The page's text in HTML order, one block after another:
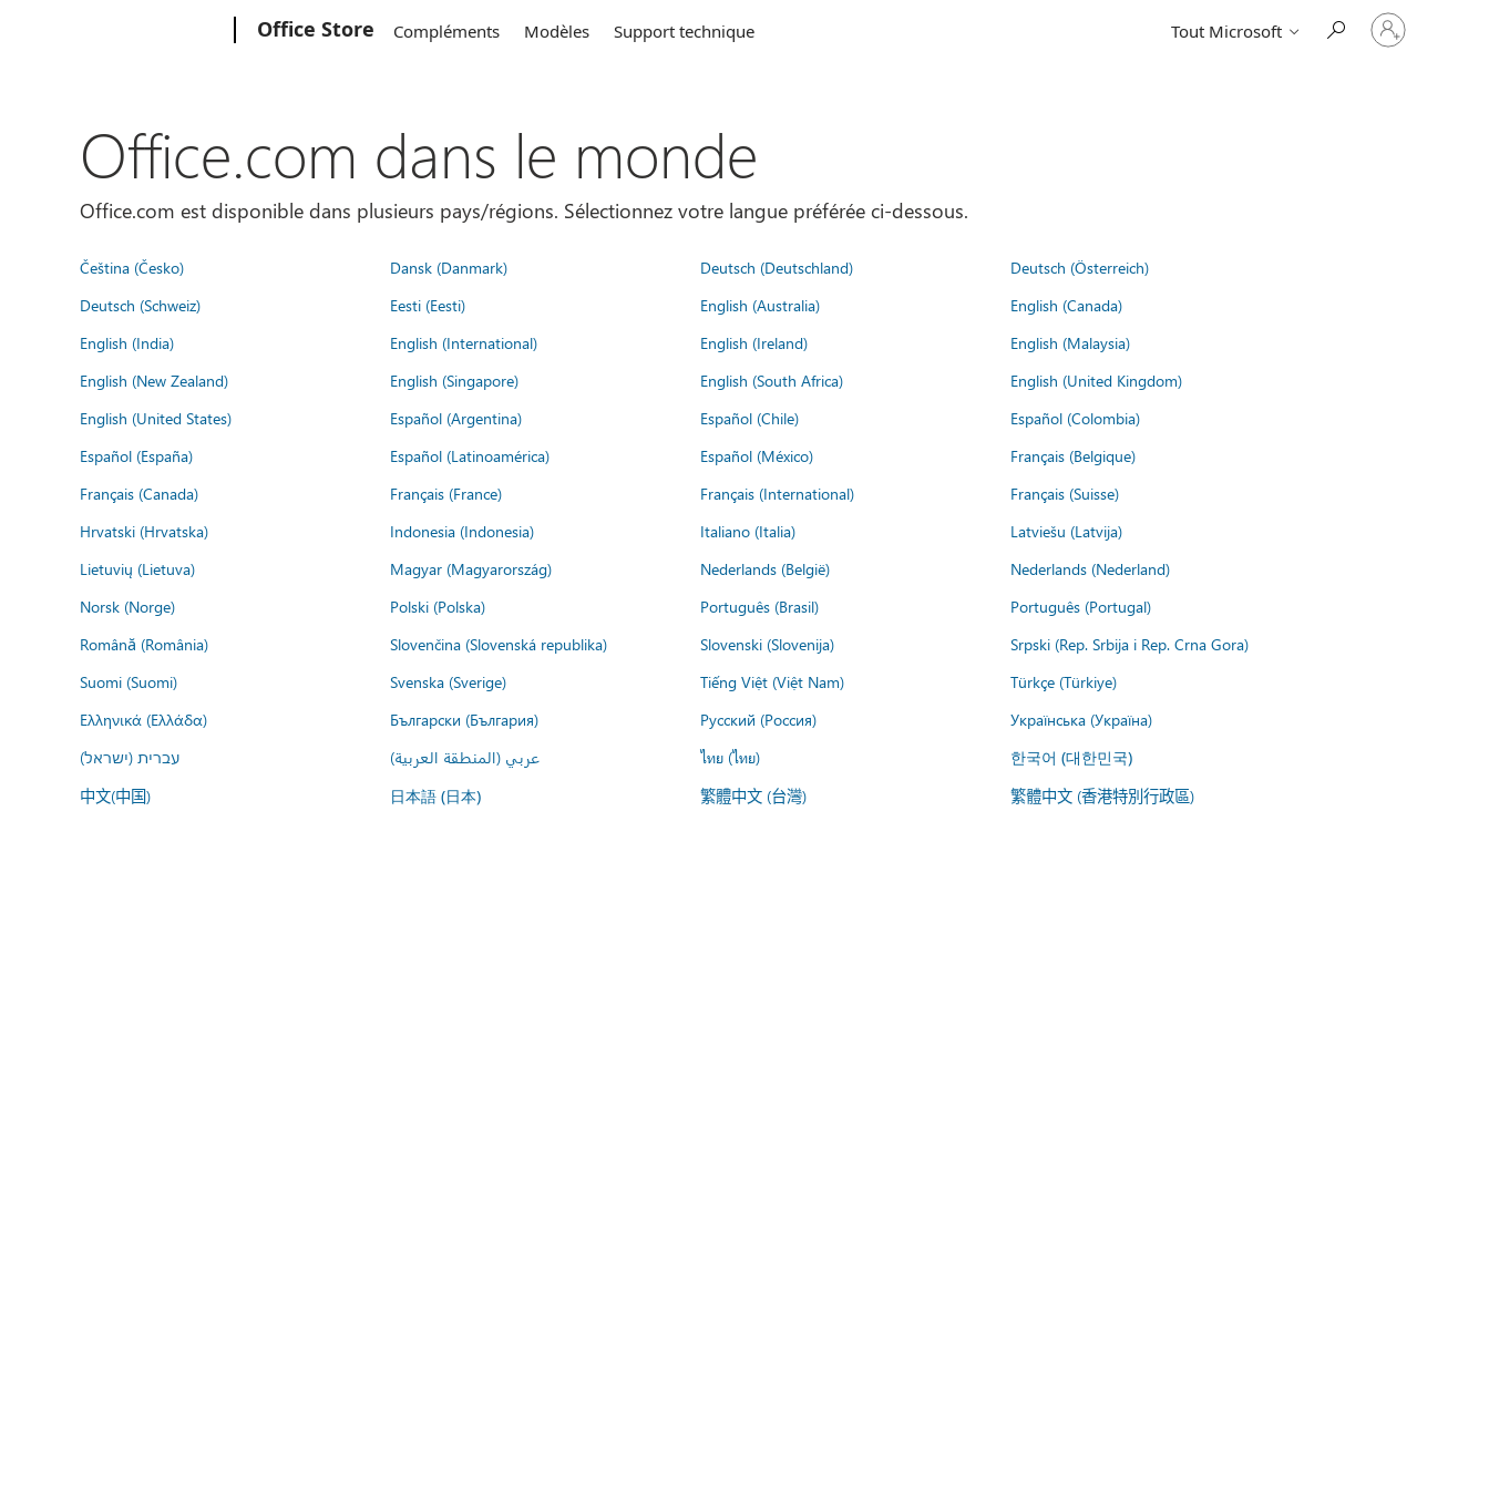
Office Store Compléments Modèles Support technique Tout Microsoft
Connectez-
vous
Office.com dans le monde
Office.com est disponible dans plusieurs pays/régions. Sélectionnez votre langue préférée ci-dessous.
Čeština (Česko) Dansk (Danmark) Deutsch (Deutschland)
Deutsch (Österreich)
Deutsch (Schweiz)
Eesti (Eesti) English (Australia)
English (Canada)
English (India)
English (International) English (Ireland)
English (Malaysia)
English (New Zealand)
English (Singapore) English (South Africa)
English (United Kingdom)
English (United States)
Español (Argentina) Español (Chile)
Español (Colombia)
Español (España)
Español (Latinoamérica) Español (México)
Français (Belgique)
Français (Canada)
Français (France) Français (International)
Français (Suisse)
Hrvatski (Hrvatska)
Indonesia (Indonesia) Italiano (Italia)
Latviešu (Latvija)
Lietuvių (Lietuva)
Magyar (Magyarország) Nederlands (België)
Nederlands (Nederland)
Norsk (Norge)
Polski (Polska) Português (Brasil)
Português (Portugal)
Română (România)
Slovenčina (Slovenská republika) Slovenski (Slovenija)
Srpski (Rep. Srbija i Rep. Crna Gora)
Suomi (Suomi)
Svenska (Sverige) Tiếng Việt (Việt Nam)
Türkçe (Türkiye)
Ελληνικά (Ελλάδα)
Български (България) Русский (Россия)
Українська (Україна)
עברית (ישראל)
عربي (المنطقة العربية) ไทย (ไทย) 한국어 (대한민국)
中文(中国) 日本語 (日本) 繁體中文 (台灣) 繁體中文 (香港特別行政區)